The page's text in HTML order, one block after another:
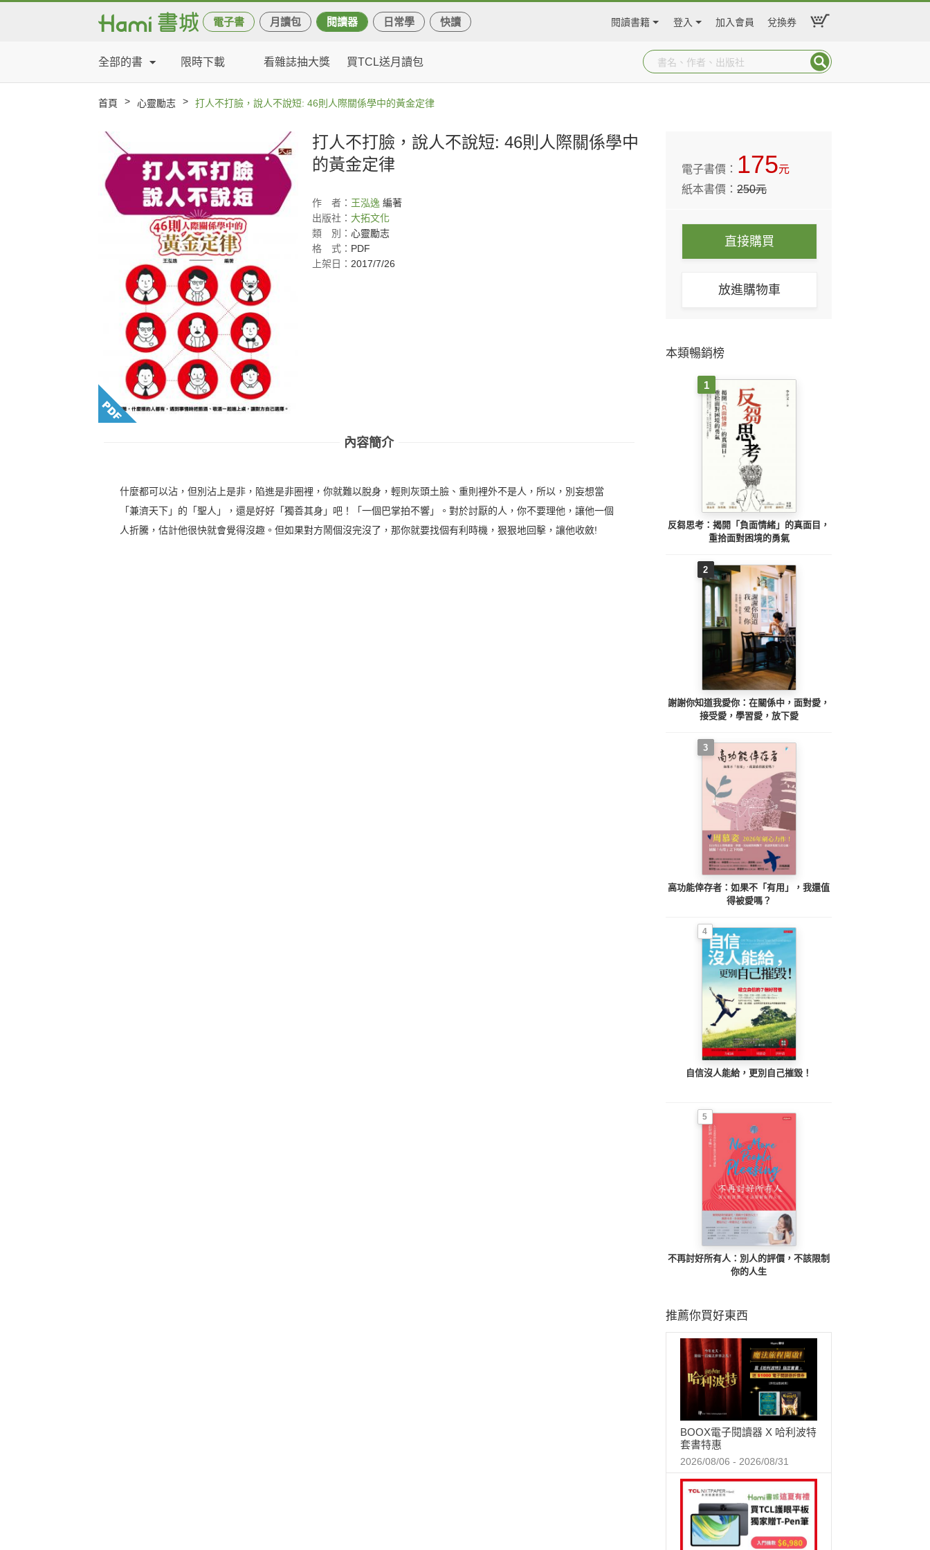
電子書 月讀包 閱讀器 日常學 快讀 閱讀書籍 登入 加入會員 兌換券
全部的書 限時下載 看雜誌抽大獎 買TCL送月讀包
首頁 > 心靈勵志 > 打人不打臉，說人不說短: 46則人際關係學中的黃金定律
打人不打臉，說人不說短: 46則人際關係學中
的黃金定律
作 者： 王泓逸 編著
出版社： 大拓文化
類
別： 心靈勵志
格
式： PDF
上架日： 2017/7/26
內容簡介
什麼都可以沾，但別沾上是非，陷進是非圈裡，你就難以脫身，輕則灰頭土臉、重則裡外不是人，所以，別妄想當
「兼濟天下」的「聖人」，還是好好「獨善其身」吧！「一個巴掌拍不響」。對於討厭的人，你不要理他，讓他一個
人折騰，估計他很快就會覺得沒趣。但如果對方鬧個沒完沒了，那你就要找個有利時機，狠狠地回擊，讓他收斂!
電子書價： 175元
紙本書價：250元
直接購買
放進購物車
本類暢銷榜
1
反芻思考：揭開「負面情緒」的真面目，
重拾面對困境的勇氣
2
謝謝你知道我愛你：在關係中，面對愛，
接受愛，學習愛，放下愛
3
高功能倖存者：如果不「有用」，我還值
得被愛嗎？
4
自信沒人能給，更別自己摧毀！
5
不再討好所有人：別人的評價，不該限制
你的人生
推薦你買好東西
BOOX電子閱讀器 X 哈利波特
套書特惠
2026/08/06 - 2026/08/31